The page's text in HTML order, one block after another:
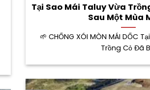
Tại Sao Mái Taluy Vừa
Sau Một Mùa
🌱 CHỐNG XÓI MÒN MÁI DỐC
Trồng Cỏ Đã